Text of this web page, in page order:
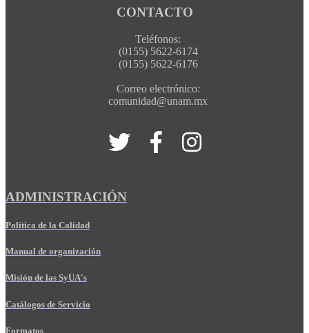
CONTACTO
Teléfonos:
(0155) 5622-6174
(0155) 5622-6176
Correo electrónico:
comunidad@unam.mx
ADMINISTRACIÓN
Política de la Calidad
Manual de organización
Misión de las SyUA's
Catálogos de Servicio
Formatos